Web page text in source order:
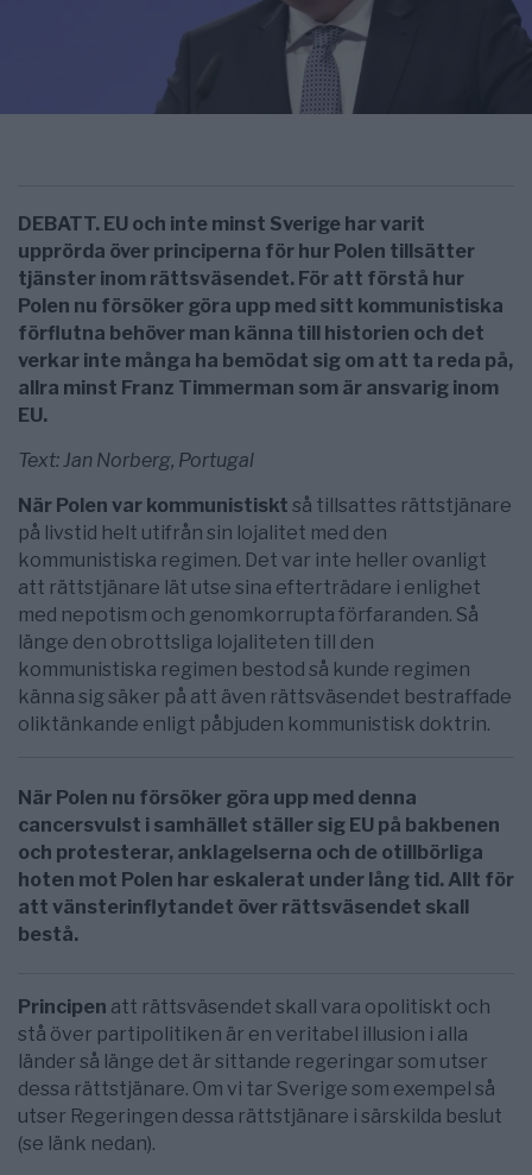
DEBATT. EU och inte minst Sverige har varit
upprörda över principerna för hur Polen tillsätter
tjänster inom rättsväsendet. För att förstå hur
Polen nu försöker göra upp med sitt kommunistiska
förflutna behöver man känna till historien och det
verkar inte många ha bemödat sig om att ta reda på,
allra minst Franz Timmerman som är ansvarig inom
EU.
Text: Jan Norberg, Portugal
När Polen var kommunistiskt så tillsattes rättstjänare
på livstid helt utifrån sin lojalitet med den
kommunistiska regimen. Det var inte heller ovanligt
att rättstjänare lät utse sina efterträdare i enlighet
med nepotism och genomkorrupta förfaranden. Så
länge den obrottsliga lojaliteten till den
kommunistiska regimen bestod så kunde regimen
känna sig säker på att även rättsväsendet bestraffade
oliktänkande enligt påbjuden kommunistisk doktrin.
När Polen nu försöker göra upp med denna
cancersvulst i samhället ställer sig EU på bakbenen
och protesterar, anklagelserna och de otillbörliga
hoten mot Polen har eskalerat under lång tid. Allt för
att vänsterinflytandet över rättsväsendet skall
bestå.
Principen att rättsväsendet skall vara opolitiskt och
stå över partipolitiken är en veritabel illusion i alla
länder så länge det är sittande regeringar som utser
dessa rättstjänare. Om vi tar Sverige som exempel så
utser Regeringen dessa rättstjänare i särskilda beslut
(se länk nedan).